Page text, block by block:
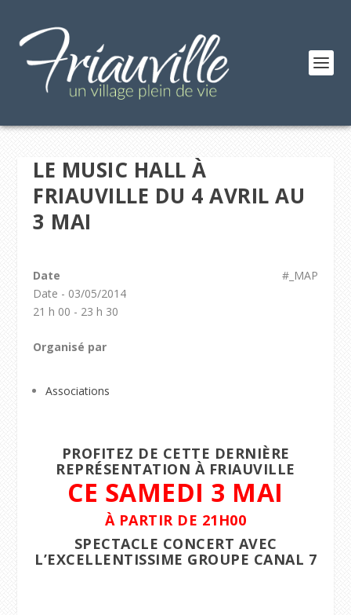
LE MUSIC HALL À
FRIAUVILLE DU 4 AVRIL AU
3 MAI
#_MAP
Date
Date - 03/05/2014
21 h 00 - 23 h 30
Organisé par
Associations
PROFITEZ DE CETTE DERNIÈRE
REPRÉSENTATION À FRIAUVILLE
CE SAMEDI 3 MAI
À PARTIR DE 21H00
SPECTACLE CONCERT AVEC
L’EXCELLENTISSIME GROUPE CANAL 7